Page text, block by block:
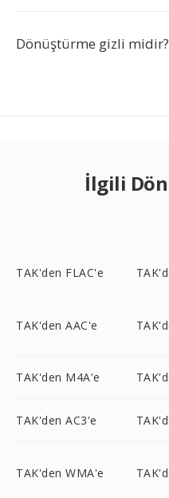
Dönüştürme gizli midir?
İlgili
TAK'den FLAC'e
TAK'den AAC'e
TAK'den M4A'e
TAK'den AC3'e
TAK'den WMA'e